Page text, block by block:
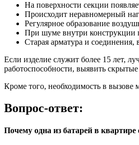
На поверхности секции
Происходит неравномерный
Регулярное образование
При шуме внутри конструкции
Старая арматура и
Если изделие служит более 15 лет,
работоспособности, выявить
Кроме того, необходимость в вызове
Вопрос-ответ:
Почему одна из батарей в